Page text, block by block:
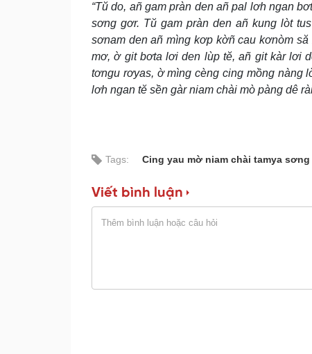
“Tŭ do, añ gam pràn den añ pal lơh ngan
sơng gơr. Tŭ gam pràn den añ kung lòt
sơnam den añ mìng kơp kờñ cau kơnòm
mơ, ờ git bơta lơi den lùp tĕ, añ git kàr lơi
tơngu rơyas, ờ mìng cèng cing mồng nàng
lơh ngan tĕ sền gàr niam chài mò pàng dê
Tags: Cing yau mờ niam chài tamya
Viết bình luận